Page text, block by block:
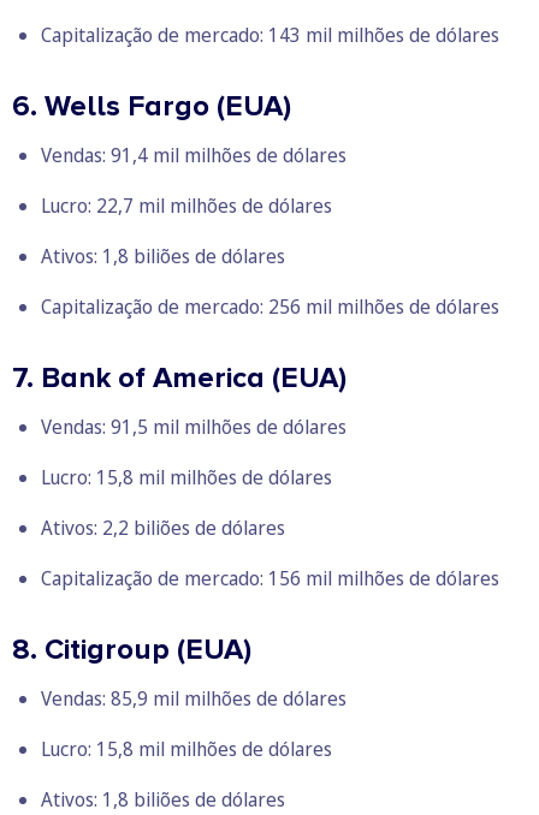
Capitalização de mercado: 143 mil milhões de dólares
6. Wells Fargo (EUA)
Vendas: 91,4 mil milhões de dólares
Lucro: 22,7 mil milhões de dólares
Ativos: 1,8 biliões de dólares
Capitalização de mercado: 256 mil milhões de dólares
7. Bank of America (EUA)
Vendas: 91,5 mil milhões de dólares
Lucro: 15,8 mil milhões de dólares
Ativos: 2,2 biliões de dólares
Capitalização de mercado: 156 mil milhões de dólares
8. Citigroup (EUA)
Vendas: 85,9 mil milhões de dólares
Lucro: 15,8 mil milhões de dólares
Ativos: 1,8 biliões de dólares